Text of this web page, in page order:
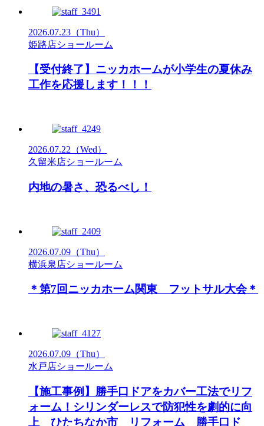
2026.07.23 （Thu）
姫路店ショールーム
【受付終了】ニッカホームが小学生の夏休み
工作を応援します！！！
2026.07.22 （Wed）
久留米店ショールーム
内地の暑さ、恐るべし！
2026.07.09 （Thu）
横浜泉店ショールーム
＊第7回ニッカホーム関東 フットサル大会＊
2026.07.09 （Thu）
水戸店ショールーム
【施工事例】勝手口ドアをカバー工法でリフ
ォーム！シリンダーレスで防犯性を劇的に向
上 ひたちなか市 リフォーム 勝手口ド